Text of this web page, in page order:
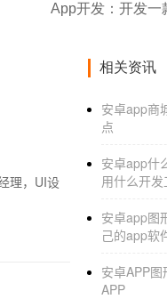
理，UI设
相关资讯
安卓app商
点
安卓app什
用什么开发
安卓app图
己的app软
安卓APP
APP